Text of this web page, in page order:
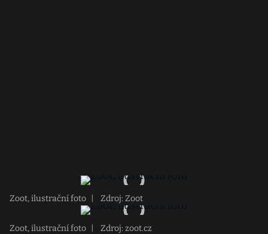
Zoot, ilustrační foto Zdroj: Zoot
Zoot, ilustrační foto Zdroj: zoot.cz